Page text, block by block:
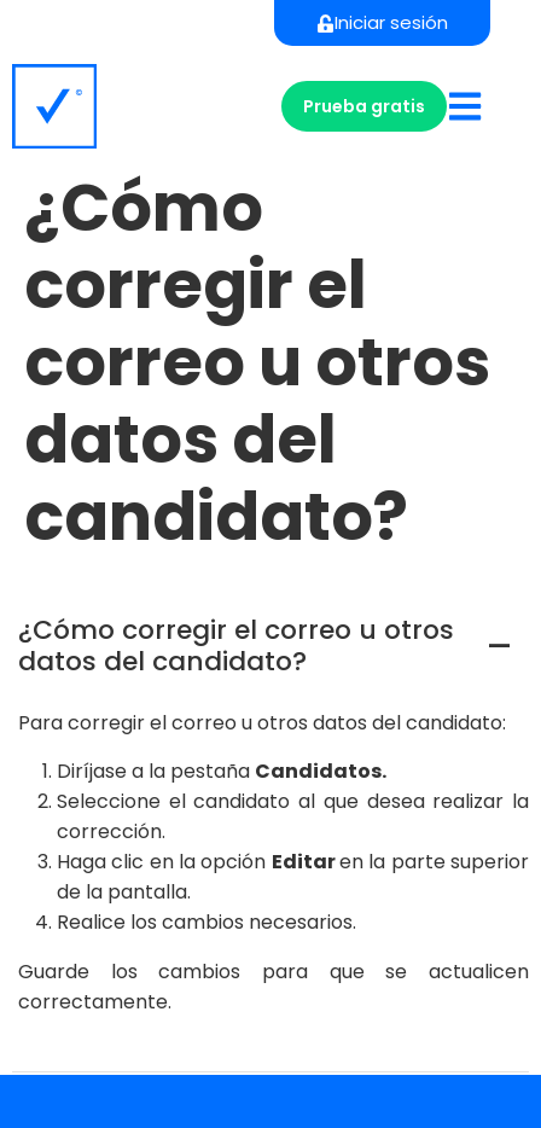
Iniciar sesión
Prueba gratis
¿Cómo
corregir el
correo u otros
datos del
candidato?
A
¿Cómo corregir el correo u otros
datos del candidato?
Para corregir el correo u otros datos del candidato:
Diríjase a la pestaña Candidatos.
Seleccione el candidato al que desea realizar la
corrección.
Haga clic en la opción Editaren la parte superior
de la pantalla.
Realice los cambios necesarios.
Guarde los cambios para que se actualicen
correctamente.